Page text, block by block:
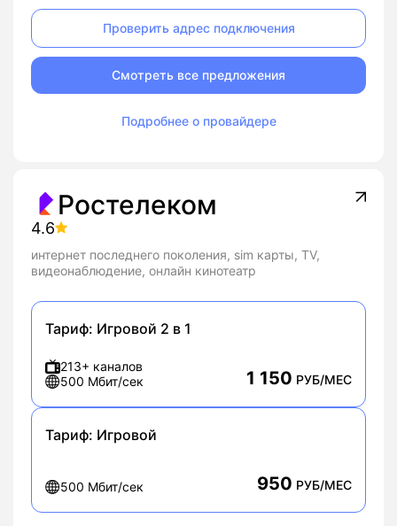
Проверить адрес подключения
Смотреть все предложения
Подробнее о провайдере
Ростелеком
4.6
интернет последнего поколения, sim карты, TV,
видеонаблюдение, онлайн кинотеатр
Тариф: Игровой 2 в 1
213+ каналов
500 Мбит/сек
1 150 РУБ/МЕС
Тариф: Игровой
500 Мбит/сек 950 РУБ/МЕС